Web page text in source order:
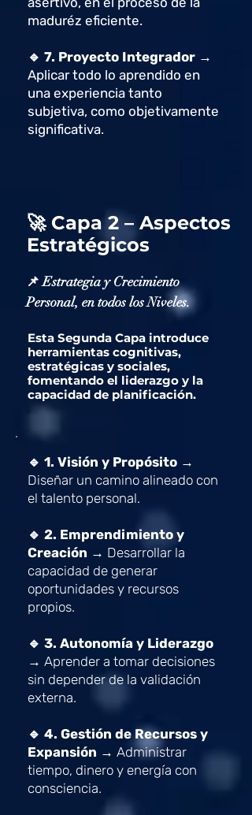
maduréz eficiente.
🔹 7. Proyecto Integrador →
Aplicar todo lo aprendido en
una experiencia tanto
subjetiva, como objetivamente
significativa.
🚀 Capa 2 – Aspectos
Estratégicos
📌 Estrategia y Crecimiento
Personal, en todos los Niveles.
Esta Segunda Capa introduce
herramientas cognitivas,
estratégicas y sociales,
fomentando el liderazgo y la
capacidad de planificación.
🔹 1. Visión y Propósito →
Diseñar un camino alineado con
el talento personal.
🔹 2. Emprendimiento y
Creación → Desarrollar la
capacidad de generar
oportunidades y recursos
propios.
🔹 3. Autonomía y Liderazgo
→ Aprender a tomar decisiones
sin depender de la validación
externa.
🔹 4. Gestión de Recursos y
Expansión → Administrar
tiempo, dinero y energía con
consciencia.